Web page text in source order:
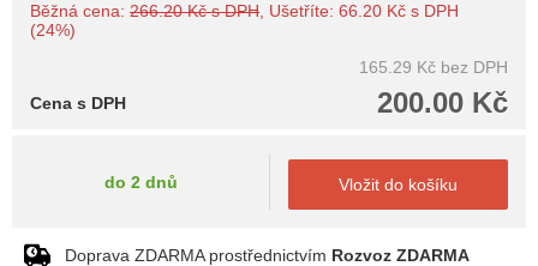
Běžná cena: 266.20 Kč s DPH , Ušetříte: 66.20 Kč s DPH
(24%)
165.29 Kč bez DPH
200.00 Kč
Cena s DPH
do 2 dnů Vložit do košíku
Doprava ZDARMA prostřednictvím Rozvoz ZDARMA